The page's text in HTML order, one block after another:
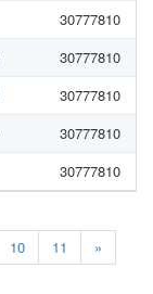
30777810
30777810
30777810
30777810
30777810
10 11 »